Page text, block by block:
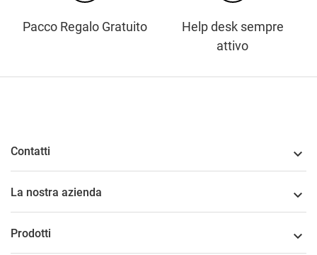
Pacco Regalo Gratuito
Help desk sempre
attivo
Contatti 
La nostra azienda 
Prodotti 